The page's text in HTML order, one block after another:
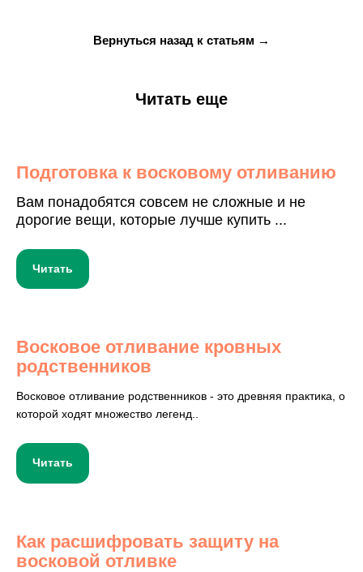
Вернуться назад к статьям →
Читать еще
Подготовка к восковому отливанию
Вам понадобятся совсем не сложные и не
дорогие вещи, которые лучше купить ...
Читать
Восковое отливание кровных
родственников
Восковое отливание родственников - это древняя практика, о
которой ходят множество легенд..
Читать
Как расшифровать защиту на
восковой отливке